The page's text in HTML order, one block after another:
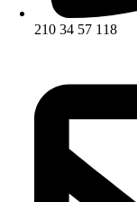
210 34 57 118